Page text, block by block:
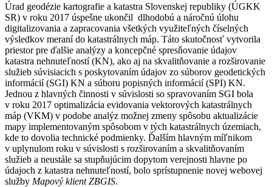
Úrad geodézie kartografie a katastra Slovenskej republiky (ÚGKK
SR) v roku 2017 úspešne ukončil dlhodobú a náročnú úlohu
digitalizovania a zapracovania všetkých využiteľných číselných
výsledkov meraní do katastrálnych máp. Táto skutočnosť vytvorila
priestor pre ďalšie analýzy a koncepčné spresňovanie údajov
katastra nehnuteľností (KN), ako aj na skvalitňovanie a rozširovanie
služieb súvisiacich s poskytovaním údajov zo súborov geodetických
informácií (SGI) KN a súboru popisných informácií (SPI) KN.
Jednou z hlavných činnosti v súvislosti so spravovaním SGI bola
v roku 2017 optimalizácia evidovania vektorových katastrálnych
máp (VKM) v podobe analýz možnej zmeny spôsobu aktualizácie
mapy implementovaným spôsobom v tých katastrálnych územiach,
kde to dovolia technické podmienky. Ďalším hlavným míľnikom
v uplynulom roku v súvislosti s rozširovaním a skvalitňovaním
služieb a neustále sa stupňujúcim dopytom verejnosti hlavne po
údajoch z katastra nehnuteľností, bolo sprístupnenie novej webovej
služby Mapový klient ZBGIS.